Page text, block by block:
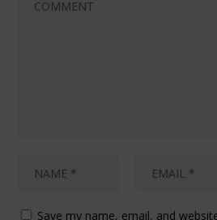
Save my name, email, and